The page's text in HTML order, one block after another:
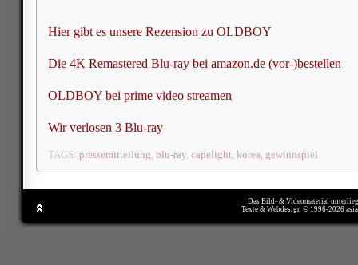
Hier gibt es unsere Rezension zu OLDBOY
Die 4K Remastered Blu-ray bei amazon.de (vor-)bestellen
OLDBOY bei prime video streamen
Wir verlosen 3 Blu-ray
TAGS: pressemitteilung, blu-ray, capelight, korea, gewinnspiel
Das Bild- & Videomaterial
Texte & Webdesign © 1996-2026